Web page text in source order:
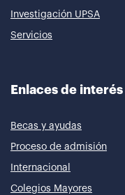
Investigación UPSA
Servicios
Enlaces de interés
Becas y ayudas
Proceso de admisión
Internacional
Colegios Mayores